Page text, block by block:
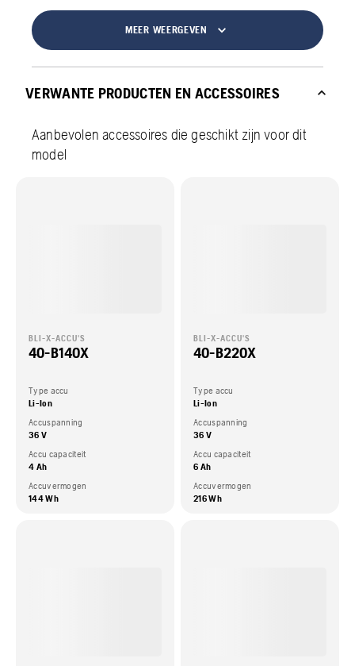
MEER WEERGEVEN
VERWANTE PRODUCTEN EN ACCESSOIRES
Aanbevolen accessoires die geschikt zijn voor dit
model
BLI-X-ACCU'S
40-B140X
Type accu
Li-Ion
Accuspanning
36 V
Accu capaciteit
4 Ah
Accuvermogen
144 Wh
BLI-X-ACCU'S
40-B220X
Type accu
Li-Ion
Accuspanning
36 V
Accu capaciteit
6 Ah
Accuvermogen
216 Wh